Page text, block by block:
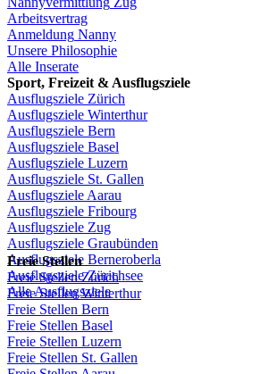
Arbeitsvertrag
Anmeldung Nanny
Unsere Philosophie
Alle Inserate
Sport, Freizeit & Ausflugsziele
Ausflugsziele Zürich
Ausflugsziele Winterthur
Ausflugsziele Bern
Ausflugsziele Basel
Ausflugsziele Luzern
Ausflugsziele St. Gallen
Ausflugsziele Aarau
Ausflugsziele Fribourg
Ausflugsziele Zug
Ausflugsziele Graubünden
Ausflugsziele Berneroberla
Ausflugsziele Zürichsee
Alle Ausflugsziele
Freie Stellen
Freie Stellen Zürich
Freie StellenWinterthur
Freie Stellen Bern
Freie Stellen Basel
Freie Stellen Luzern
Freie Stellen St. Gallen